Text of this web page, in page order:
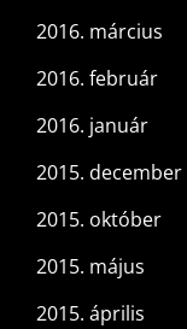
2016. március
2016. február
2016. január
2015. december
2015. október
2015. május
2015. április